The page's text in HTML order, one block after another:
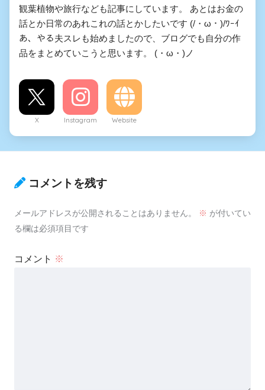
観葉植物や旅行なども記事にしています。 あとはお金の
話とか日常のあれこれの話とかしたいです (/・ω・)/ﾜｰｲ
あ、やる夫スレも始めましたので、ブログでも自分の作
品をまとめていこうと思います。 (・ω・)ノ
X Instagram Website
コメントを残す
メールアドレスが公開されることはありません。 ※ が付いてい
る欄は必須項目です
コメント ※